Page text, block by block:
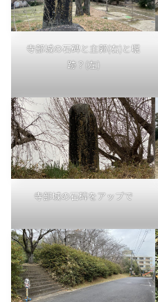
寺部城の石碑と主郭(右)と堀
跡？(左)
寺部城の石碑をアップで